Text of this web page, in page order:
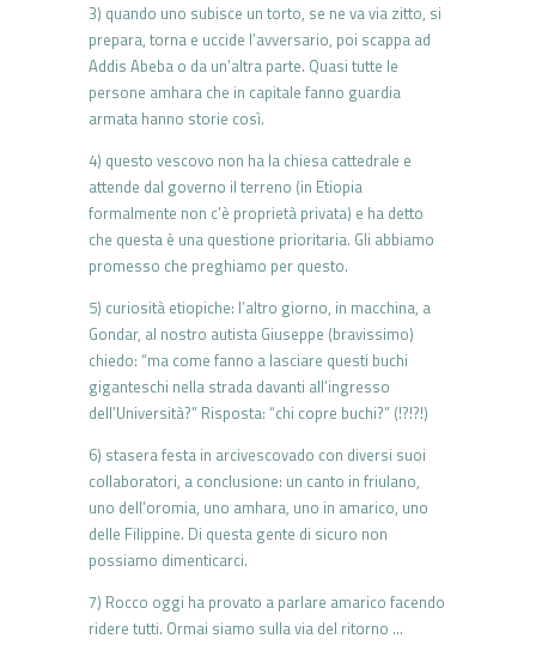
3) quando uno subisce un torto, se ne va via zitto, si
prepara, torna e uccide l’avversario, poi scappa ad
Addis Abeba o da un’altra parte. Quasi tutte le
persone amhara che in capitale fanno guardia
armata hanno storie così.
4) questo vescovo non ha la chiesa cattedrale e
attende dal governo il terreno (in Etiopia
formalmente non c’è proprietà privata) e ha detto
che questa è una questione prioritaria. Gli abbiamo
promesso che preghiamo per questo.
5) curiosità etiopiche: l’altro giorno, in macchina, a
Gondar, al nostro autista Giuseppe (bravissimo)
chiedo: “ma come fanno a lasciare questi buchi
giganteschi nella strada davanti all’ingresso
dell’Università?” Risposta: “chi copre buchi?” (!?!?!)
6) stasera festa in arcivescovado con diversi suoi
collaboratori, a conclusione: un canto in friulano,
uno dell’oromia, uno amhara, uno in amarico, uno
delle Filippine. Di questa gente di sicuro non
possiamo dimenticarci.
7) Rocco oggi ha provato a parlare amarico facendo
ridere tutti. Ormai siamo sulla via del ritorno …